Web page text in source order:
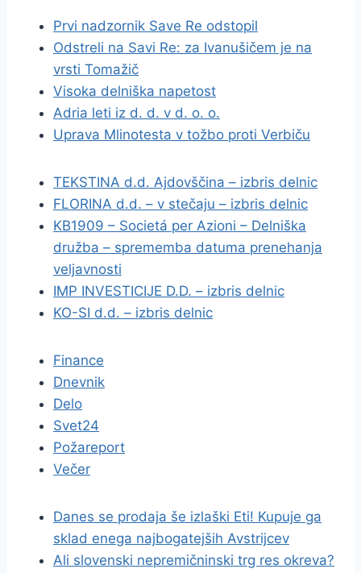
Prvi nadzornik Save Re odstopil
Odstreli na Savi Re: za Ivanušičem je na
vrsti Tomažič
Visoka delniška napetost
Adria leti iz d. d. v d. o. o.
Uprava Mlinotesta v tožbo proti Verbiču
TEKSTINA d.d. Ajdovščina – izbris delnic
FLORINA d.d. – v stečaju – izbris delnic
KB1909 – Societá per Azioni – Delniška
družba – sprememba datuma prenehanja
veljavnosti
IMP INVESTICIJE D.D. – izbris delnic
KO-SI d.d. – izbris delnic
Finance
Dnevnik
Delo
Svet24
Požareport
Večer
Danes se prodaja še izlaški Eti! Kupuje ga
sklad enega najbogatejših Avstrijcev
Ali slovenski nepremičninski trg res okreva?